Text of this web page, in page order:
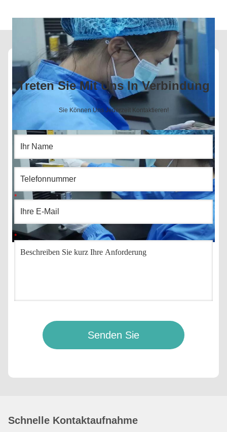
Treten Sie Mit Uns In Verbindung
Sie Können Uns Jederzeit Kontaktieren!
Senden Sie
Schnelle Kontaktaufnahme